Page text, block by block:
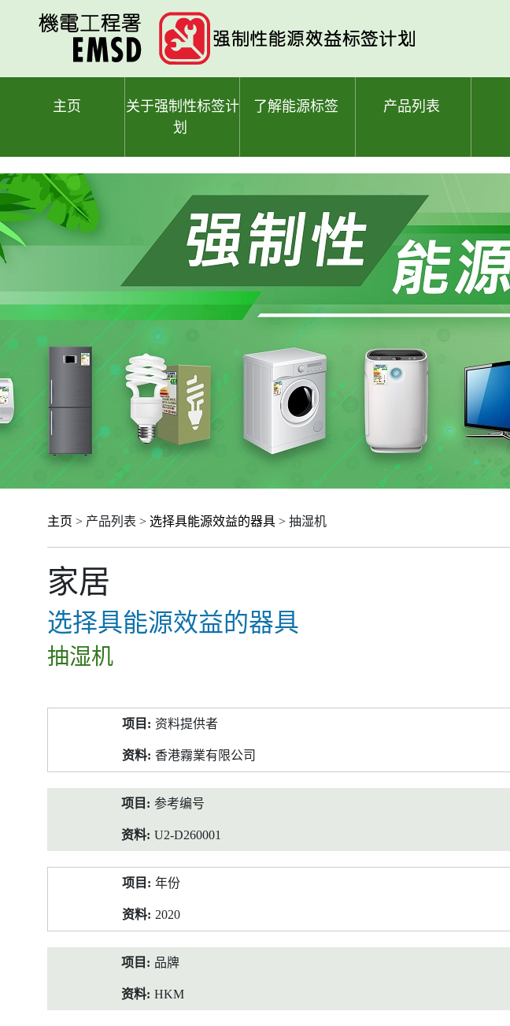
主页
关于强制性标签计
划
了解能源标签 产品列表
主页 > 产品列表 > 选择具能源效益的器具 > 抽湿机
家居
选择具能源效益的器具
抽湿机
料
资料提供者
香港霧業有限公司
参考编号
U2-D260001
年份
2020
品牌
HKM